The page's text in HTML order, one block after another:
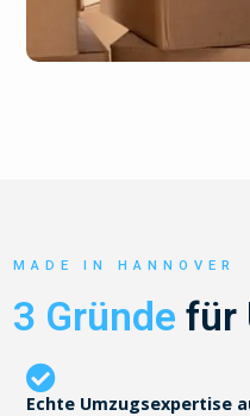
MADE IN HANNOVER
3 Gründe für
Echte Umzugsexpertise